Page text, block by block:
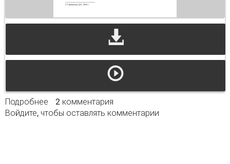
Подробнее о Научно-исследовательская деятельность
студентов ценностный аспект
2 комментария
Войдите, чтобы оставлять комментарии